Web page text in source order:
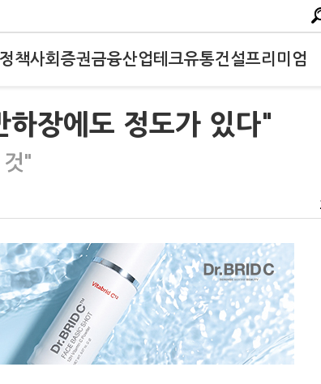
정책사회 증권금융산업테크유통건설프리미엄
장에도 정도가 있다"
것"